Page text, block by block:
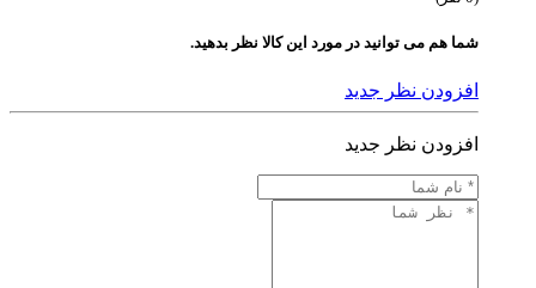
شما هم می توانید در مورد این کالا نظر بدهید.
افزودن نظر جدید
افزودن نظر جدید